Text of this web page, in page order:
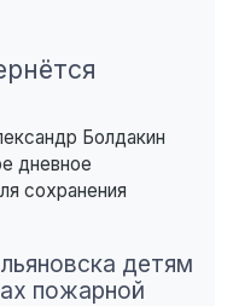
Болдакин
дневное
сохранения
детям
пожарной